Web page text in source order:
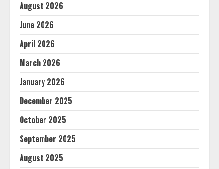
August 2026
June 2026
April 2026
March 2026
January 2026
December 2025
October 2025
September 2025
August 2025